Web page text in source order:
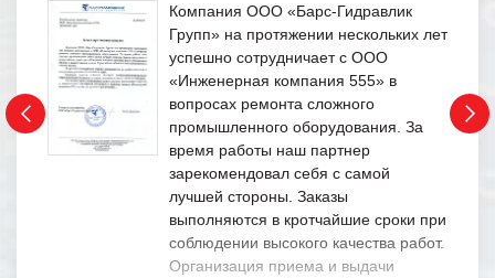
Компания ООО «Барс-Гидравлик
Групп» на протяжении нескольких лет
успешно сотрудничает с ООО
«Инженерная компания 555» в
вопросах ремонта сложного
промышленного оборудования. За
время работы наш партнер
зарекомендовал себя с самой
лучшей стороны. Заказы
выполняются в кротчайшие сроки при
соблюдении высокого качества работ.
Организация приема и выдачи